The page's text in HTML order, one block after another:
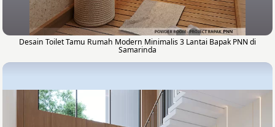
Desain Toilet Tamu Rumah Modern Minimalis 3 Lantai Bapak PNN di
Samarinda